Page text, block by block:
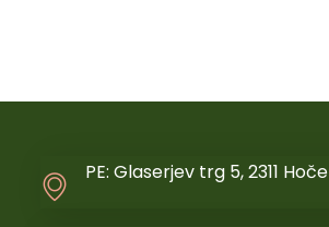
PE: Glaserjev trg 5, 2311 Hoče